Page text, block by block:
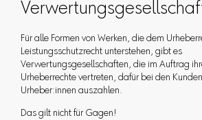
Für alle Formen von Werken, die dem
Leistungsschutzrecht unterstehen, gibt es
Verwertungsgesellschaften, die im Auftrag
Urheberrechte vertreten, dafür bei den
Urheber:innen auszahlen.
Das gilt nicht für Gagen!